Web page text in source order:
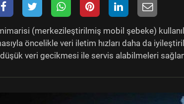
(merkezileştirilmiş mobil şebeke)
öncelikle veri iletim hızları daha da
veri gecikmesi ile servis alabilmeleri